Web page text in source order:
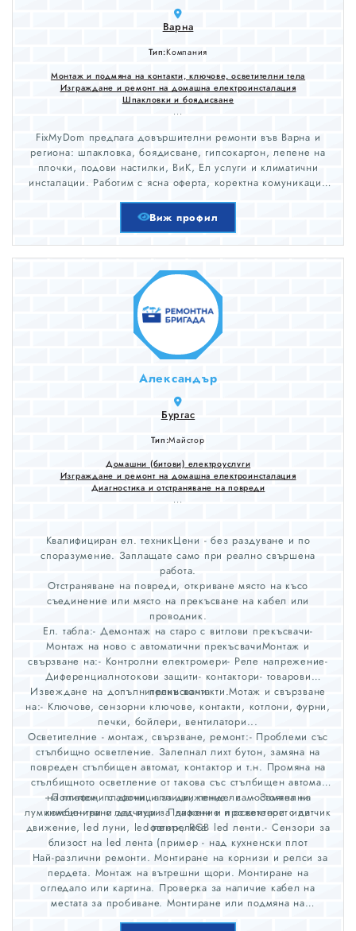
Варна
Тип:Компания
Монтаж и подмяна на контакти, ключове, осветителни тела
Изграждане и ремонт на домашна електроинсталация
Шпакловки и боядисване
...
FixMyDom предлага довършителни ремонти във Варна и
региона: шпакловка, боядисване, гипсокартон, лепене на
плочки, подови настилки, ВиК, Ел услуги и климатични
инсталации. Работим с ясна оферта, коректна комуникация
Добрич, Шумен, Търговище, Разград, Силистра, Русе,
Бургас, Сливен, Ямбол и Стара Загора.
Виж профил
Александър
Бургас
Тип:Майстор
Домашни (битови) електроуслуги
Изграждане и ремонт на домашна електроинсталация
Диагностика и отстраняване на повреди
...
Квалифициран ел. техникЦени - без раздуване и по
споразумение. Заплащате само при реално свършена
работа.
Отстраняване на повреди, откриване място на късо
съединение или място на прекъсване на кабел или
проводник.
Ел. табла:- Демонтаж на старо с витлови прекъсвачи-
Монтаж на ново с автоматични прекъсвачиМонтаж и
свързване на:- Контролни електромери- Реле напрежение-
Диференциалнотокови защити- контактори- товарови
прекъсвачи
Извеждане на допълнителни контакти.Мотаж и свързване
на:- Ключове, сензорни ключове, контакти, котлони, фурни,
печки, бойлери, вентилатори...
Осветителние - монтаж, свързване, ремонт:- Проблеми със
стълбищно осветление. Залепнал лихт бутон, замяна на
повреден стълбищен автомат, контактор и т.н. Промяна на
стълбищното осветление от такова със стълбищен автомат
на плафони с датчици за движение.- самостоятелни
комбинирани датчици за дижение и осветеност или
фоторелета
- Полилеи, плафони, аплици, пендели...- Замяна на
луминисцентни с лед пури- Плафони и прожектори с датчик
движение, led луни, led ленти, RGB led ленти.- Сензори за
близост на led лента (пример - над кухненски плот
Най-различни ремонти. Монтиране на корнизи и релси за
пердета. Монтаж на вътрешни щори. Монтиране на
огледало или картина. Проверка за наличие кабел на
местата за пробиване. Монтиране или подмяна на